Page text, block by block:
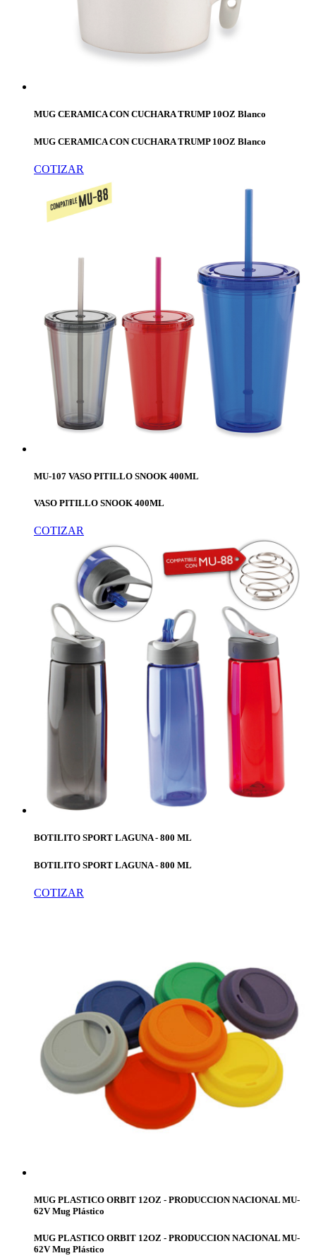
MUG CERAMICA CON CUCHARA TRUMP 10OZ Blanco
MUG CERAMICA CON CUCHARA TRUMP 10OZ Blanco
COTIZAR
MU-107 VASO PITILLO SNOOK 400ML
VASO PITILLO SNOOK 400ML
COTIZAR
BOTILITO SPORT LAGUNA - 800 ML
BOTILITO SPORT LAGUNA - 800 ML
COTIZAR
MUG PLASTICO ORBIT 12OZ - PRODUCCION NACIONAL MU-
62V Mug Plástico
MUG PLASTICO ORBIT 12OZ - PRODUCCION NACIONAL MU-
62V Mug Plástico